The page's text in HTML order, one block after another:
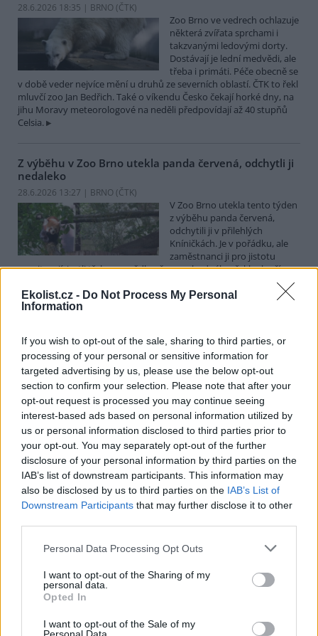
Ekolist.cz - Do Not Process My Personal
Information
If you wish to opt-out of the sale, sharing to third parties, or
processing of your personal or sensitive information for
targeted advertising by us, please use the below opt-out
section to confirm your selection. Please note that after your
opt-out request is processed you may continue seeing
interest-based ads based on personal information utilized by
us or personal information disclosed to third parties prior to
your opt-out. You may separately opt-out of the further
disclosure of your personal information by third parties on the
IAB’s list of downstream participants. This information may
also be disclosed by us to third parties on the IAB’s List of
Downstream Participants that may further disclose it to other
Personal Data Processing Opt Outs
I want to opt-out of the Sharing of my
personal data.
Opted In
I want to opt-out of the Sale of my
28.6.2026 18:35 | BRNO (ČTK)
Zoo Brno ve vedrech ochlazuje
některá zvířata sprchami i
takzvanými ledovými dorty.
Dostávají je lední medvědi, ale
třeba i primáti. Péče obecně se
v době veder nejvíce mění u druhů ze severních oblastí. ČTK to řekl
mluvčí zoo Jan Bedřich. Také o víkendu Česko čekají horké dny, na
jihu Moravy meteorologové na neděli předpovídají až 40 stupňů
Celsia.
Z výběhu v Zoo Brno utekla panda červená, odchytli ji
nedaleko
28.6.2026 13:27 | BRNO (ČTK)
V Zoo Brno utekla tento týden
z výběhu panda červená,
odchytili ji v přilehlých
Kníničkách. Je v pořádku, ale
zaměstnanci ji pro jistotu
monitorují, jestli třeba nesnědla něco nevhodného, řekl mluvčí
Colorada a Utahu
28.6.2026 12:39 (ČTK)
Při boji s lesními požáry na
hranici Utahu a Colorada
zahynuli tři hasiči, dva další
utrpěli zranění, oznámila podle
agentury AP americká služba
pro hašení přírodních požárů (USWFS). Západ Spojených států se
potýká s řadou požárů v době soustavného horkého, suchého a
větrného počasí. Největším z nich je požár Cottonwood v okresu
Beaver na jihozápadě Utahu, který v sobotu hořel na více než 373
kilometrech čtverečních. Postupoval kaňony a horskými svahy,
přičemž sežehl letní chaty i část lyžařského střediska.
očkování proti vzteklině
Při cestování do zahraničí musí
mít domácí mazlíčci pas,
veterinární správa (SVS)